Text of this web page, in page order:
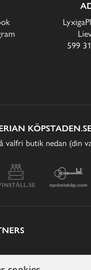
599
valfri butik nedan (din